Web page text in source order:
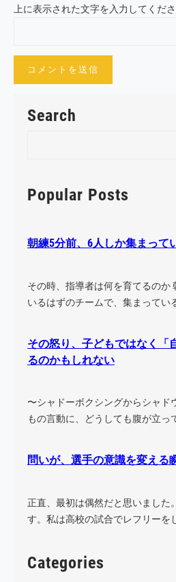
上に表示された文字を入力してくださ
Search
r
cPopular Posts
朝練5分前、6人しか集まって
その時、指導者は何を育てるのか
いるはずのチームで、集まってい
その怒り、子どもではなく「
るのかもしれない
〜シャドーボクシングからシャド
もの言動に、どうしても腹が立っ
問いが、選手の意識を変える
正直、最初は偶然だと思いました
す。私は高校の試合でレフリーを
Categories